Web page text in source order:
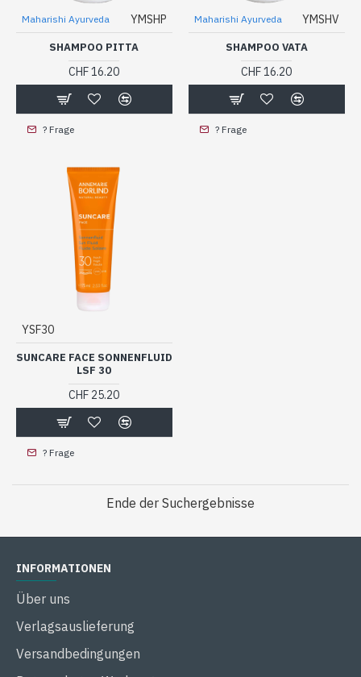
Maharishi Ayurveda YMSHP
SHAMPOO PITTA
CHF 16.20
? Frage
Maharishi Ayurveda YMSHV
SHAMPOO VATA
CHF 16.20
? Frage
YSF30
SUNCARE FACE SONNENFLUID
LSF 30
CHF 25.20
? Frage
Ende der Suchergebnisse
INFORMATIONEN
Über uns
Verlagsauslieferung
Versandbedingungen